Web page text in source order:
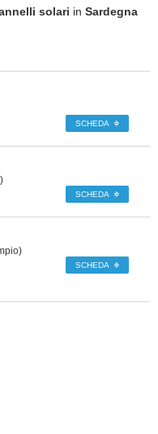
solari in Sardegna
SCHEDA
SCHEDA
SCHEDA